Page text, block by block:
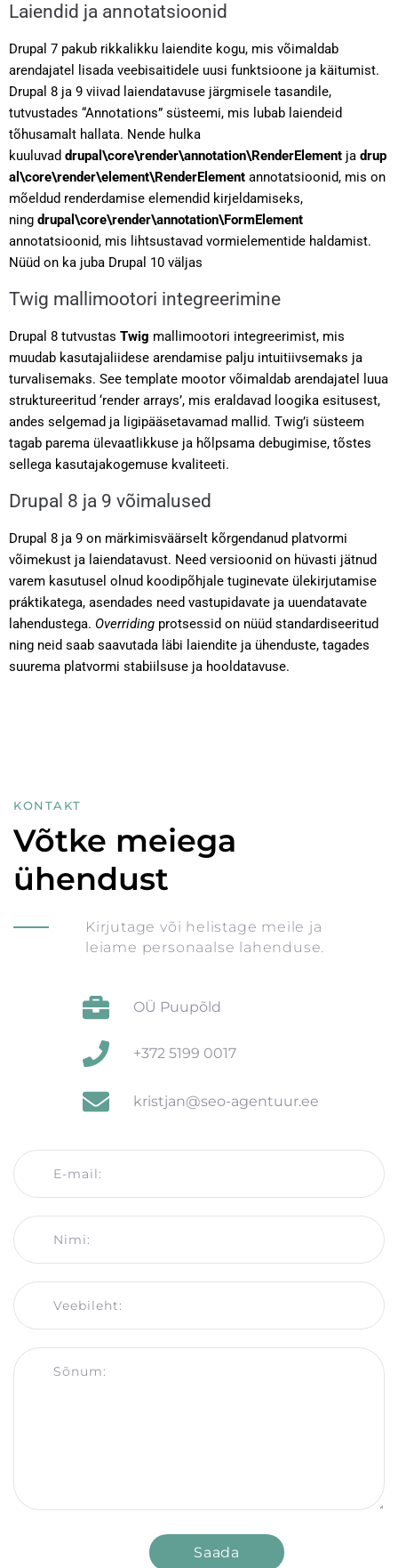
Laiendid ja annotatsioonid
Drupal 7 pakub rikkalikku laiendite kogu, mis võimaldab
arendajatel lisada veebisaitidele uusi funktsioone ja käitumist.
Drupal 8 ja 9 viivad laiendatavuse järgmisele tasandile,
tutvustades “Annotations” süsteemi, mis lubab laiendeid
tõhusamalt hallata. Nende hulka
kuuluvad drupal\core\render\annotation\RenderElement ja drup
al\core\render\element\RenderElement annotatsioonid, mis on
mõeldud renderdamise elemendid kirjeldamiseks,
ning drupal\core\render\annotation\FormElement
annotatsioonid, mis lihtsustavad vormielementide haldamist.
Nüüd on ka juba Drupal 10 väljas
Twig mallimootori integreerimine
Drupal 8 tutvustas Twig mallimootori integreerimist, mis
muudab kasutajaliidese arendamise palju intuitiivsemaks ja
turvalisemaks. See template mootor võimaldab arendajatel luua
struktureeritud ‘render arrays’, mis eraldavad loogika esitusest,
andes selgemad ja ligipääsetavamad mallid. Twig’i süsteem
tagab parema ülevaatlikkuse ja hõlpsama debugimise, tõstes
sellega kasutajakogemuse kvaliteeti.
Drupal 8 ja 9 võimalused
Drupal 8 ja 9 on märkimisväärselt kõrgendanud platvormi
võimekust ja laiendatavust. Need versioonid on hüvasti jätnud
varem kasutusel olnud koodipõhjale tuginevate ülekirjutamise
práktikatega, asendades need vastupidavate ja uuendatavate
lahendustega. Overriding protsessid on nüüd standardiseeritud
ning neid saab saavutada läbi laiendite ja ühenduste, tagades
suurema platvormi stabiilsuse ja hooldatavuse.
KONTAKT
Võtke meiega
ühendust
Kirjutage või helistage meile ja
leiame personaalse lahenduse.
OÜ Puupõld
+372 5199 0017
kristjan@seo-agentuur.ee